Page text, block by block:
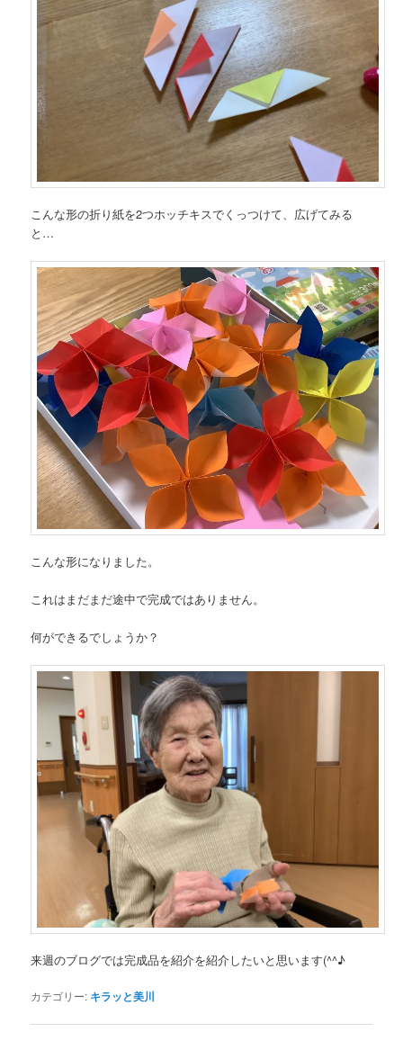
こんな形の折り紙を2つホッチキスでくっつけて、広げてみる
と…
こんな形になりました。
これはまだまだ途中で完成ではありません。
何ができるでしょうか？
来週のブログでは完成品を紹介を紹介したいと思います(^^♪
カテゴリー: キラッと美川